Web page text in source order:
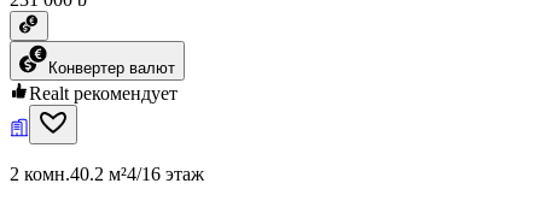
Конвертер валют
Realt рекомендует
2 комн.40.2 м²4/16 этаж